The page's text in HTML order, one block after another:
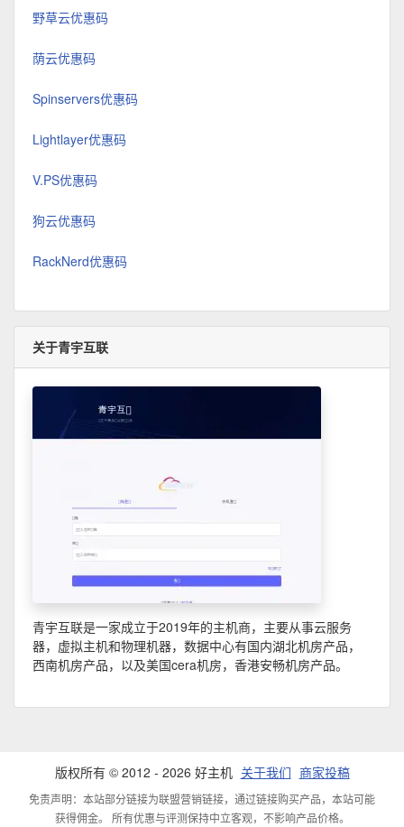
野草云优惠码
荫云优惠码
Spinservers优惠码
Lightlayer优惠码
V.PS优惠码
狗云优惠码
RackNerd优惠码
关于青宇互联
青宇互联是一家成立于2019年的主机商，主要从事云服务
器，虚拟主机和物理机器，数据中心有国内湖北机房产品，
西南机房产品，以及美国cera机房，香港安畅机房产品。
版权所有 © 2012 - 2026 好主机 关于我们 商家投稿
免责声明：本站部分链接为联盟营销链接，通过链接购买产品，本站可能
获得佣金。 所有优惠与评测保持中立客观，不影响产品价格。